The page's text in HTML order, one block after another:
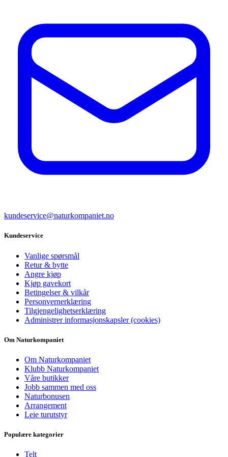
kundeservice@naturkompaniet.no
Kundeservice
Vanlige spørsmål
Retur & bytte
Angre kjøp
Kjøp gavekort
Betingelser & vilkår
Personvernerklæring
Tilgjengelighetserklæring
Administrer informasjonskapsler (cookies)
Om Naturkompaniet
Om Naturkompaniet
Klubb Naturkompaniet
Våre butikker
Jobb sammen med oss
Naturbonusen
Arrangement
Leie turutstyr
Populære kategorier
Telt